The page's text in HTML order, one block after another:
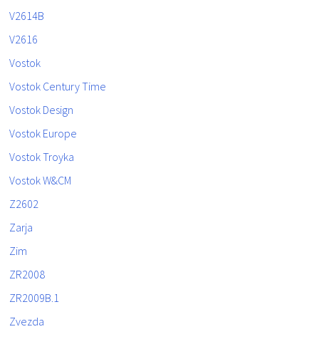
V2614B
V2616
Vostok
Vostok Century Time
Vostok Design
Vostok Europe
Vostok Troyka
Vostok W&CM
Z2602
Zarja
Zim
ZR2008
ZR2009B.1
Zvezda